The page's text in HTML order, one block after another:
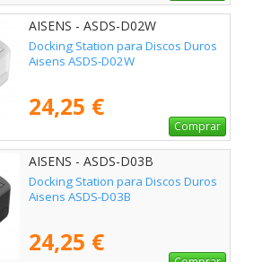
AISENS - ASDS-D02W
Docking Station para Discos Duros
Aisens ASDS-D02W
24,25 €
Comprar
AISENS - ASDS-D03B
Docking Station para Discos Duros
Aisens ASDS-D03B
24,25 €